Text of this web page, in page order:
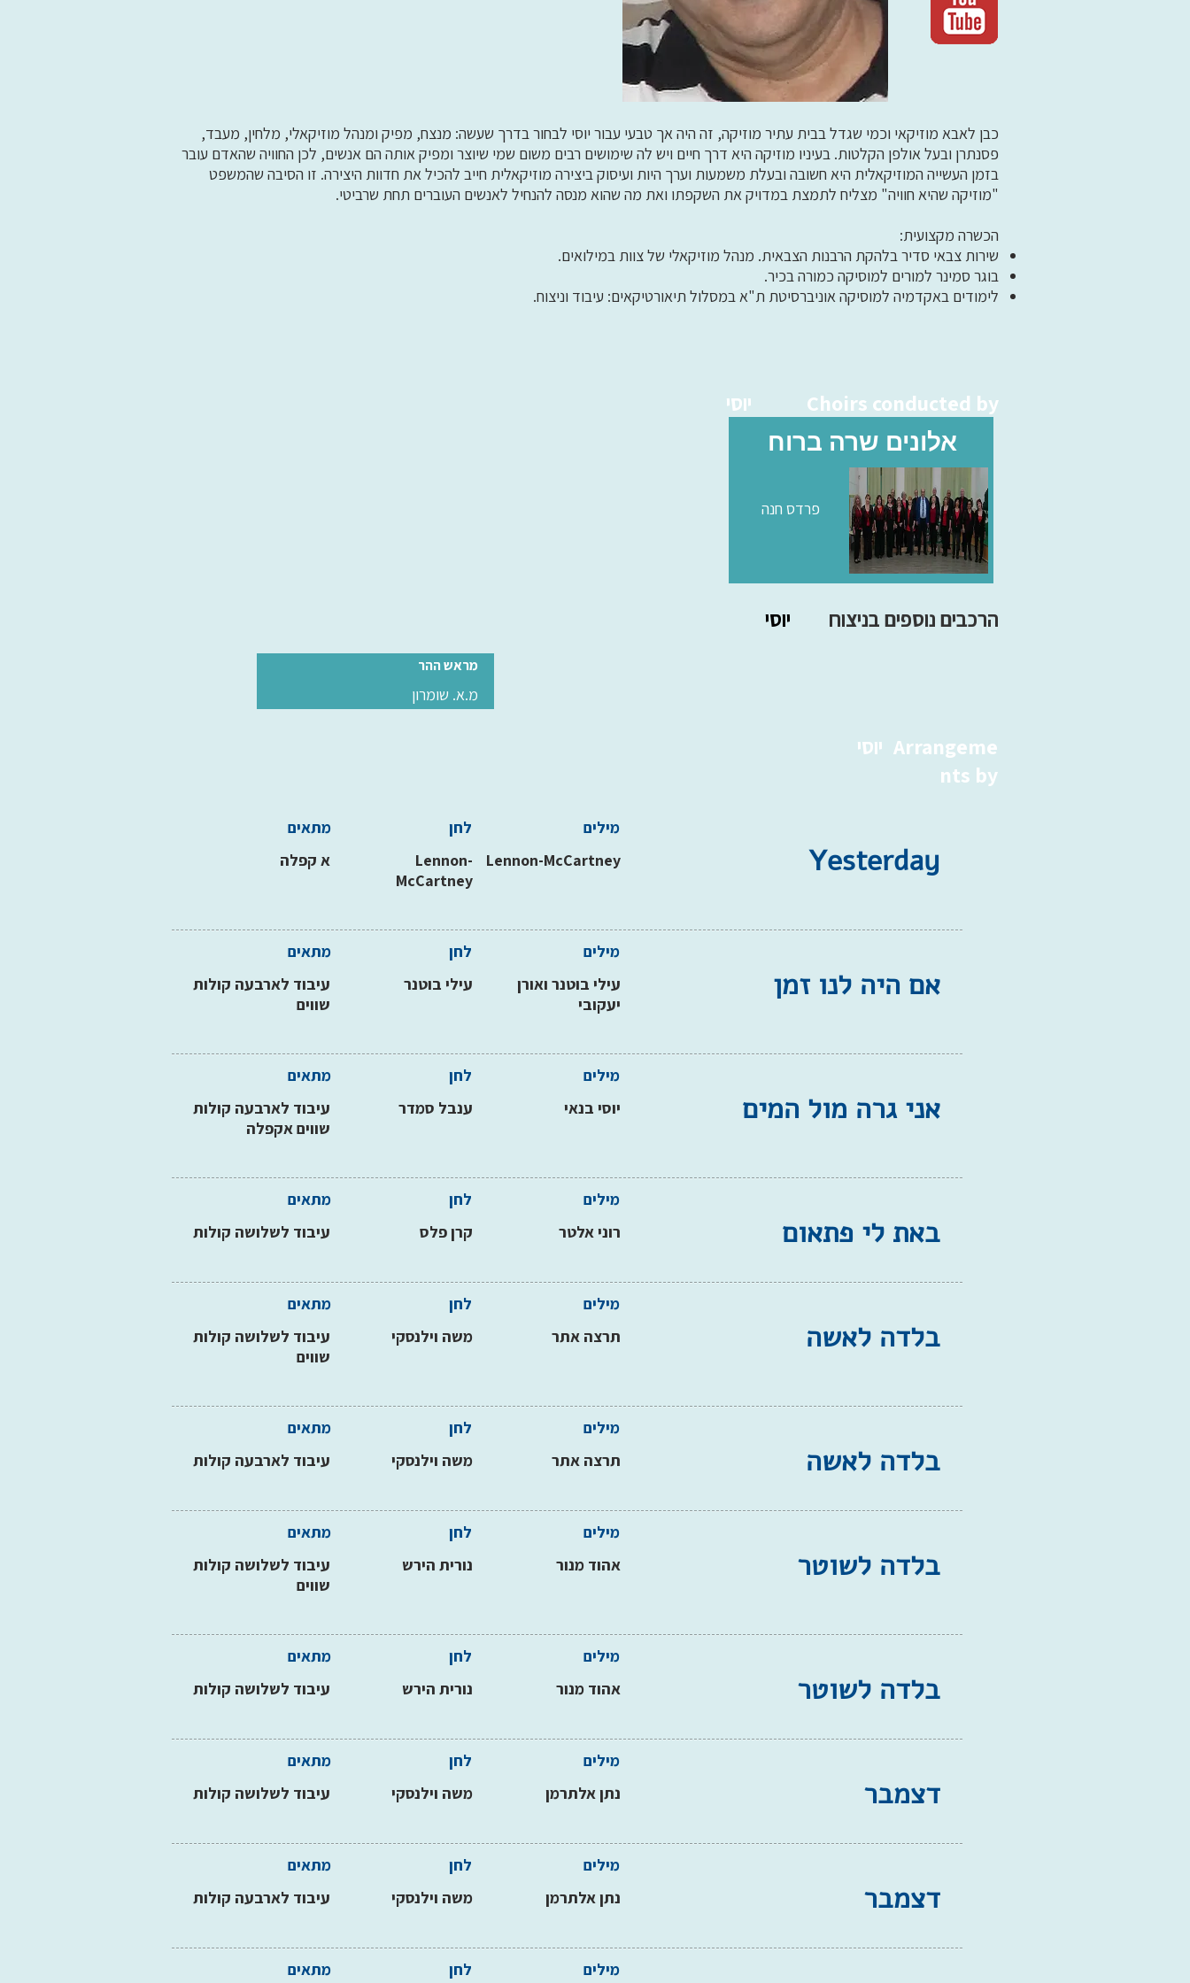
כבן לאבא מוזיקאי וכמי שגדל בבית עתיר מוזיקה, זה היה אך טבעי עבור יוסי לבחור בדרך שעשה: מנצח, מפיק ומנהל מוזיקאלי, מלחין, מעבד,
פסנתרן ובעל אולפן הקלטות. בעיניו מוזיקה היא דרך חיים ויש לה שימושים רבים משום שמי שיוצר ומפיק אותה הם אנשים, לכן החוויה שהאדם עובר
בזמן העשייה המוזיקאלית היא חשובה ובעלת משמעות וערך היות ועיסוק ביצירה מוזיקאלית חייב להכיל את חדוות היצירה. זו הסיבה שהמשפט
"מוזיקה שהיא חוויה" מצליח לתמצת במדויק את השקפתו ואת מה שהוא מנסה להנחיל לאנשים העוברים תחת שרביטי.
הכשרה מקצועית:
שירות צבאי סדיר בלהקת הרבנות הצבאית. מנהל מוזיקאלי של צוות במילואים.
בוגר סמינר למורים למוסיקה כמורה בכיר.
לימודים באקדמיה למוסיקה אוניברסיטת ת"א במסלול תיאורטיקאים: עיבוד וניצוח.
יוסי Choirs conducted by
אלונים שרה ברוח
פרדס חנה
יוסי הרכבים נוספים בניצוח
מראש ההר
מ.א. שומרון
יוסי Arrangeme
nts by
מתאים לחן
מילים
א קפלה
Lennon-
McCartney
Lennon-McCartney Yesterday
מתאים לחן
מילים
עיבוד לארבעה קולות
שווים
עילי בוטנר
עילי בוטנר ואורן
יעקובי
אם היה לנו זמן
מתאים לחן
מילים
עיבוד לארבעה קולות
שווים אקפלה
ענבל סמדר יוסי בנאי אני גרה מול המים
מתאים לחן
מילים
עיבוד לשלושה קולות
קרן פלס רוני אלטר באת לי פתאום
מתאים לחן
מילים
עיבוד לשלושה קולות
שווים
משה וילנסקי תרצה אתר בלדה לאשה
מתאים לחן
מילים
עיבוד לארבעה קולות
משה וילנסקי תרצה אתר בלדה לאשה
מתאים לחן
מילים
עיבוד לשלושה קולות
שווים
נורית הירש אהוד מנור בלדה לשוטר
מתאים לחן
מילים
עיבוד לשלושה קולות
נורית הירש אהוד מנור בלדה לשוטר
מתאים לחן
מילים
עיבוד לשלושה קולות
משה וילנסקי נתן אלתרמן דצמבר
מתאים לחן
מילים
עיבוד לארבעה קולות
משה וילנסקי נתן אלתרמן דצמבר
מתאים לחן מילים